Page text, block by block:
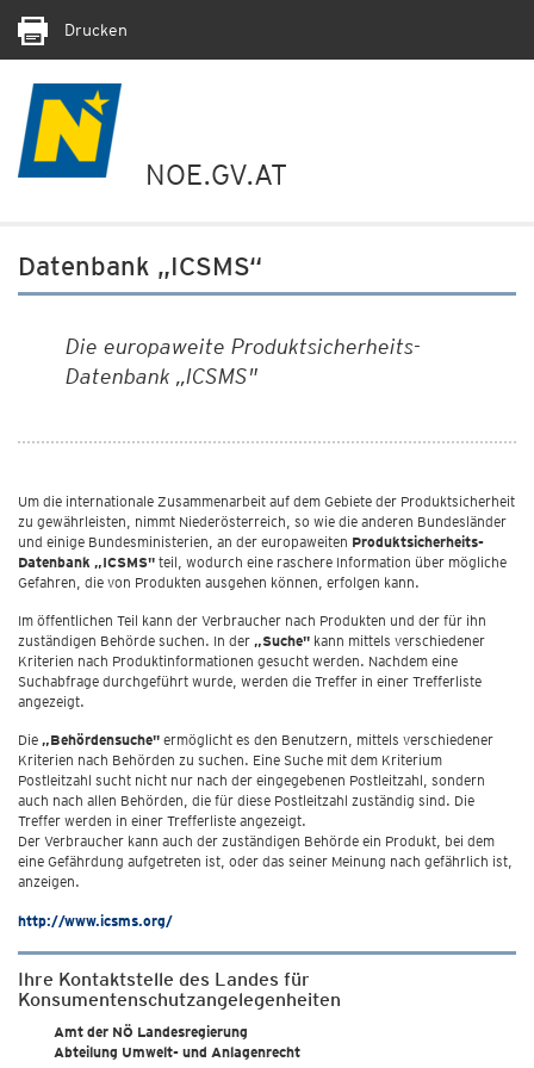
Drucken
NOE.GV.AT
Datenbank „ICSMS“
Die europaweite Produktsicherheits-
Datenbank „ICSMS"
Um die internationale Zusammenarbeit auf dem Gebiete der Produktsicherheit
zu gewährleisten, nimmt Niederösterreich, so wie die anderen Bundesländer
und einige Bundesministerien, an der europaweiten Produktsicherheits-
Datenbank „ICSMS" teil, wodurch eine raschere Information über mögliche
Gefahren, die von Produkten ausgehen können, erfolgen kann.
Im öffentlichen Teil kann der Verbraucher nach Produkten und der für ihn
zuständigen Behörde suchen. In der „Suche" kann mittels verschiedener
Kriterien nach Produktinformationen gesucht werden. Nachdem eine
Suchabfrage durchgeführt wurde, werden die Treffer in einer Trefferliste
angezeigt.
Die „Behördensuche" ermöglicht es den Benutzern, mittels verschiedener
Kriterien nach Behörden zu suchen. Eine Suche mit dem Kriterium
Postleitzahl sucht nicht nur nach der eingegebenen Postleitzahl, sondern
auch nach allen Behörden, die für diese Postleitzahl zuständig sind. Die
Treffer werden in einer Trefferliste angezeigt.
Der Verbraucher kann auch der zuständigen Behörde ein Produkt, bei dem
eine Gefährdung aufgetreten ist, oder das seiner Meinung nach gefährlich ist,
anzeigen.
http://www.icsms.org/
Ihre Kontaktstelle des Landes für
Konsumentenschutzangelegenheiten
Amt der NÖ Landesregierung
Abteilung Umwelt- und Anlagenrecht